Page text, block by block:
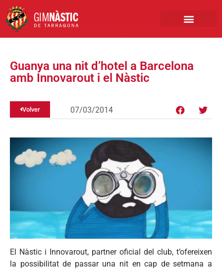
Guanya una nit d’hotel a Barcelona
amb Innovarout i el Nàstic
Volver 07/03/2014
El Nàstic i Innovarout, partner oficial del club, t’ofereixen
la possibilitat de passar una nit en cap de setmana a